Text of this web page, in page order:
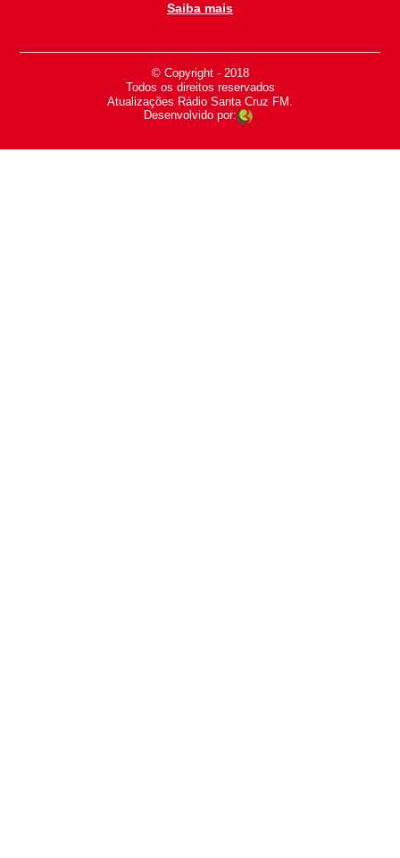
Saiba mais
© Copyright - 2018
-
Todos os direitos reservados
-
Atualizações Rádio Santa Cruz FM.
Desenvolvido por: